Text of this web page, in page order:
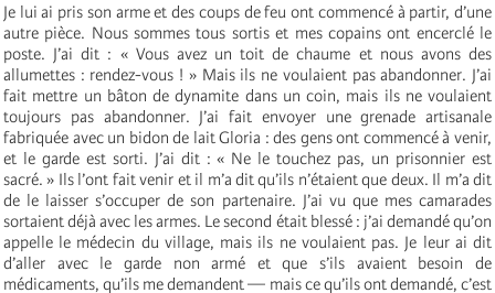
Je lui ai pris son arme et des coups de feu ont commencé à partir, d’une
autre pièce. Nous sommes tous sortis et mes copains ont encerclé le
poste. J’ai dit : « Vous avez un toit de chaume et nous avons des
allumettes : rendez-vous ! » Mais ils ne voulaient pas abandonner. J’ai
fait mettre un bâton de dynamite dans un coin, mais ils ne voulaient
toujours pas abandonner. J’ai fait envoyer une grenade artisanale
fabriquée avec un bidon de lait Gloria : des gens ont commencé à venir,
et le garde est sorti. J’ai dit : « Ne le touchez pas, un prisonnier est
sacré. » Ils l’ont fait venir et il m’a dit qu’ils n’étaient que deux. Il m’a dit
de le laisser s’occuper de son partenaire. J’ai vu que mes camarades
sortaient déjà avec les armes. Le second était blessé : j’ai demandé qu’on
appelle le médecin du village, mais ils ne voulaient pas. Je leur ai dit
d’aller avec le garde non armé et que s’ils avaient besoin de
médicaments, qu’ils me demandent — mais ce qu’ils ont demandé, c’est